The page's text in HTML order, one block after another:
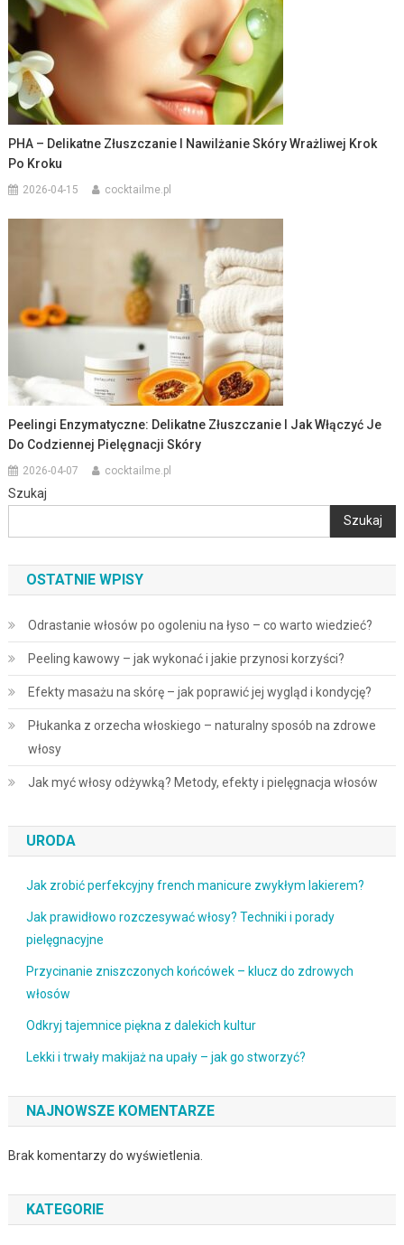
PHA – Delikatne Złuszczanie I Nawilżanie Skóry Wrażliwej Krok
Po Kroku
2026-04-15 cocktailme.pl
Peelingi Enzymatyczne: Delikatne Złuszczanie I Jak Włączyć Je
Do Codziennej Pielęgnacji Skóry
2026-04-07 cocktailme.pl
Szukaj
Szukaj
OSTATNIE WPISY
Odrastanie włosów po ogoleniu na łyso – co warto wiedzieć?
Peeling kawowy – jak wykonać i jakie przynosi korzyści?
Efekty masażu na skórę – jak poprawić jej wygląd i kondycję?
Płukanka z orzecha włoskiego – naturalny sposób na zdrowe
włosy
Jak myć włosy odżywką? Metody, efekty i pielęgnacja włosów
URODA
Jak zrobić perfekcyjny french manicure zwykłym lakierem?
Jak prawidłowo rozczesywać włosy? Techniki i porady
pielęgnacyjne
Przycinanie zniszczonych końcówek – klucz do zdrowych
włosów
Odkryj tajemnice piękna z dalekich kultur
Lekki i trwały makijaż na upały – jak go stworzyć?
NAJNOWSZE KOMENTARZE
Brak komentarzy do wyświetlenia.
KATEGORIE